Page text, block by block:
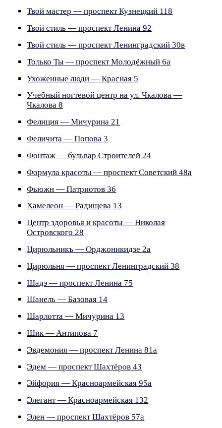
Твой мастер — проспект Кузнецкий 118
Твой стиль — проспект Ленина 92
Твой стиль — проспект Ленинградский 30в
Только Ты — проспект Молодёжный 6а
Ухоженные люди — Красная 5
Учебный ногтевой центр на ул. Чкалова —
Чкалова 8
Фелиция — Мичурина 21
Феличита — Попова 3
Фонтаж — бульвар Строителей 24
Формула красоты — проспект Советский 48а
Фьюжн — Патриотов 36
Хамелеон — Радищева 13
Центр здоровья и красоты — Николая
Островского 28
Цирюльникъ — Орджоникидзе 2а
Цирюльня — проспект Ленинградский 38
Шадэ — проспект Ленина 75
Шанель — Базовая 14
Шарлотта — Мичурина 13
Шик — Антипова 7
Эвдемония — проспект Ленина 81а
Эдем — проспект Шахтёров 43
Эйфория — Красноармейская 95а
Элегант — Красноармейская 132
Элен — проспект Шахтёров 57а